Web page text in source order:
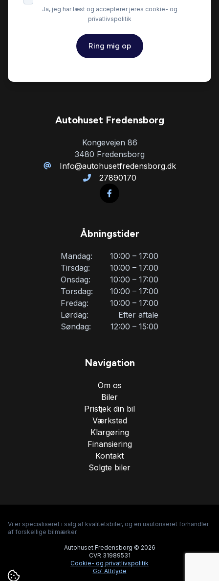
Ja, jeg har læst og accepterer jeres cookie- og
privatlivspolitik
Ring mig op
Autohuset Fredensborg
Kongevejen 86
3480 Fredensborg
Info@autohusetfredensborg.dk
27890170
Åbningstider
Mandag:
10:00 – 17:00
Tirsdag:
10:00 – 17:00
Onsdag:
10:00 – 17:00
Torsdag:
10:00 – 17:00
Fredag:
10:00 – 17:00
Lørdag:
Efter aftale
Søndag:
12:00 – 15:00
Navigation
Om os
Biler
Pristjek din bil
Værksted
Klargøring
Finansiering
Kontakt
Solgte biler
Vi er specialiseret i salg af kvalitetsbiler, og en uautoriseret forhandler
af forskellige bilmærker.
Autohuset Fredensborg © 2026
CVR 31989531
Cookie- og privatlivspolitik
Go' Attityde